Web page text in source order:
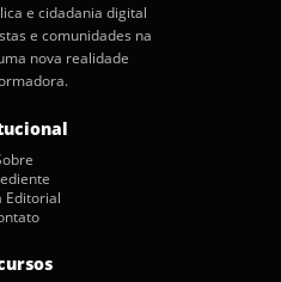
e cidadania digital
e comunidades na
nova realidade
Editorial